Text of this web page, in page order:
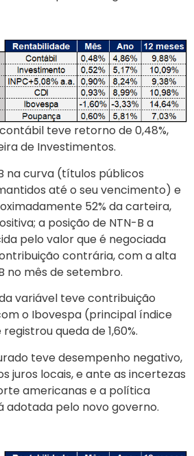
teve retorno de 0,48%,
de Investimentos.
na curva (títulos públicos
até o seu vencimento) e
52% da carteira,
a posição de NTN-B a
pelo valor que é negociada
contrária, com a alta
no mês de setembro.
variável teve contribuição
o Ibovespa (principal índice
queda de 1,60%.
teve desempenho negativo,
juros locais, e ante as incertezas
americanas e a política
adotada pelo novo governo.